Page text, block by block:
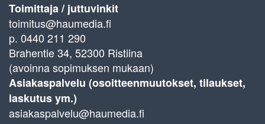
Toimittaja / juttuvinkit
toimitus@haumedia.fi
p. 0440 211 290
Brahentie 34, 52300 Ristiina
(avoinna sopimuksen mukaan)
Asiakaspalvelu (osoitteenmuutokset, tilaukset,
laskutus ym.)
asiakaspalvelu@haumedia.fi